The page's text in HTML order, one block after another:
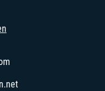
öffnet in neuem Fenster